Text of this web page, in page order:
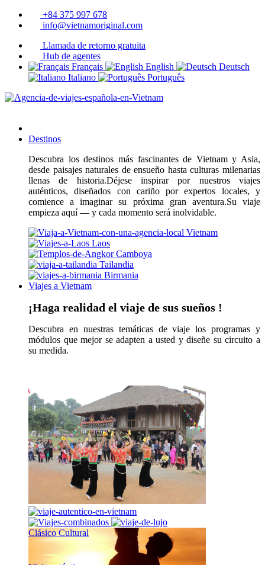
+84 375 997 678
info@vietnamoriginal.com
Llamada de retorno gratuita
Hub de agentes
Français
English
Deutsch
Italiano
Português
Destinos
Descubra los destinos más fascinantes de Vietnam y Asia,
desde paisajes naturales de ensueño hasta culturas milenarias
llenas de historia.Déjese inspirar por nuestros viajes
auténticos, diseñados con cariño por expertos locales, y
comience a imaginar su próxima gran aventura.Su viaje
empieza aquí — y cada momento será inolvidable.
Vietnam
Laos
Camboya
Tailandia
Birmania
Viajes a Vietnam
¡Haga realidad el viaje de sus sueños !
Descubra en nuestras temáticas de viaje los programas y
módulos que mejor se adapten a usted y diseñe su circuito a
su medida.
Clásico Cultural